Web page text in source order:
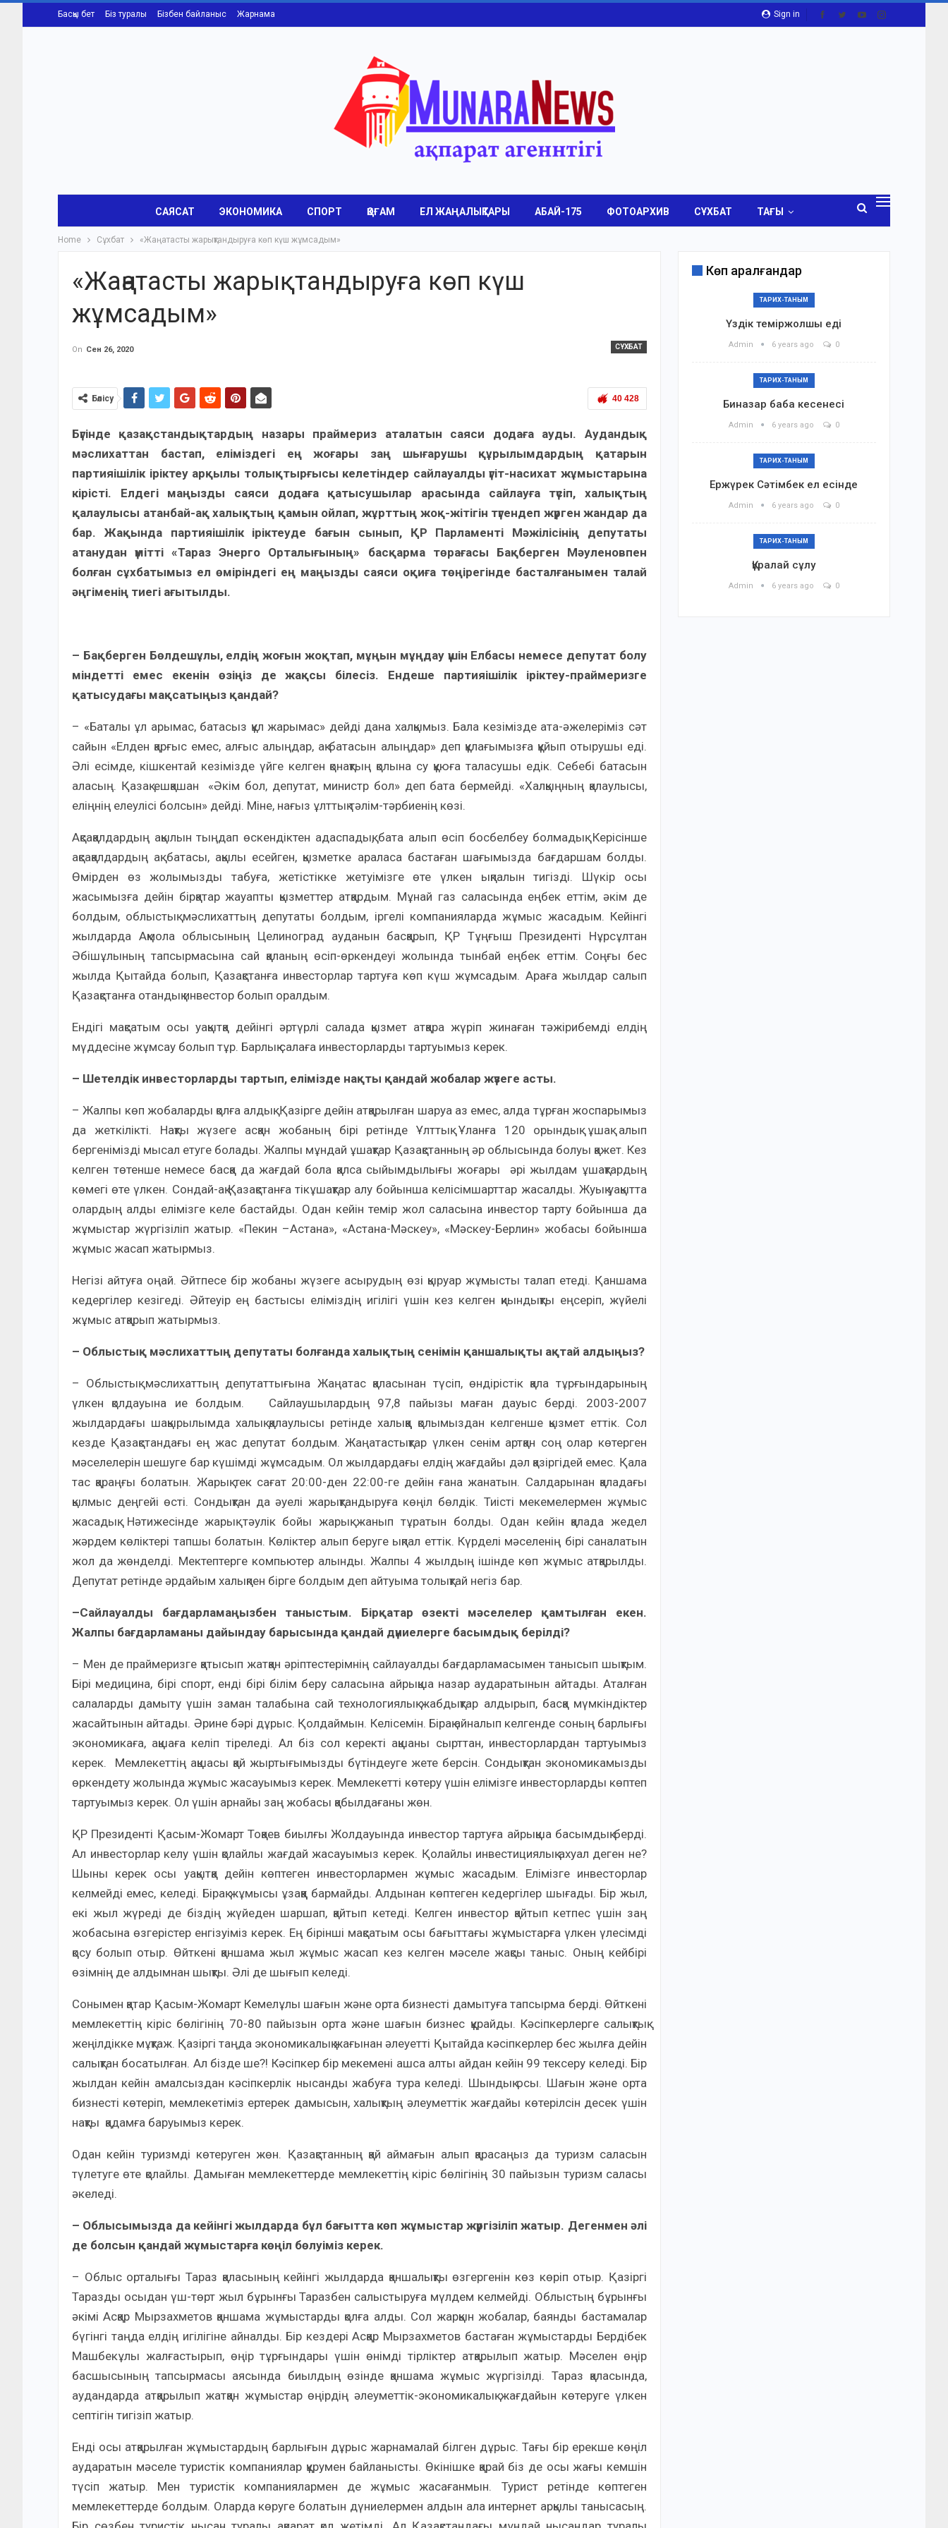
Sign in
Басқы бет Біз туралы Бізбен байланыс Жарнама
САЯСАТ ЭКОНОМИКА СПОРТ ҚОҒАМ ЕЛ ЖАҢАЛЫҚТАРЫ АБАЙ-175 ФОТОАРХИВ СҰХБАТ ТАҒЫ
Home Сұхбат «Жаңатасты жарықтандыруға көп күш жұмсадым»
«Жаңатасты жарықтандыруға көп күш
жұмсадым»
СҰХБАТ
On Сен 26, 2020
40 428
Бөлісу
Бүгінде қазақстандықтардың назары праймериз аталатын саяси додаға ауды. Аудандық
мәслихаттан бастап, еліміздегі ең жоғары заң шығарушы құрылымдардың қатарын
партияішілік іріктеу арқылы толықтырғысы келетіндер сайлауалды үгіт-насихат жұмыстарына
кірісті. Елдегі маңызды саяси додаға қатысушылар арасында сайлауға түсіп, халықтың
қалаулысы атанбай-ақ халықтың қамын ойлап, жұрттың жоқ-жітігін түгендеп жүрген жандар да
бар. Жақында партияішілік іріктеуде бағын сынып, ҚР Парламенті Мәжілісінің депутаты
атанудан үмітті «Тараз Энерго Орталығының» басқарма төрағасы Бақберген Мәуленовпен
болған сұхбатымыз ел өміріндегі ең маңызды саяси оқиға төңірегінде басталғанымен талай
әңгіменің тиегі ағытылды.
– Бақберген Бөлдешұлы, елдің жоғын жоқтап, мұңын мұңдау үшін Елбасы немесе депутат болу
міндетті емес екенін өзіңіз де жақсы білесіз. Ендеше партияішілік іріктеу-праймеризге
қатысудағы мақсатыңыз қандай?
– «Баталы ұл арымас, батасыз құл жарымас» дейді дана халқымыз. Бала кезімізде ата-әжелеріміз сәт
сайын «Елден қарғыс емес, алғыс алыңдар, ақ батасын алыңдар» деп құлағымызға құйып отырушы еді.
Әлі есімде, кішкентай кезімізде үйге келген қонақтың қолына су құюға таласушы едік. Себебі батасын
аласың. Қазақ ешқашан «Әкім бол, депутат, министр бол» деп бата бермейді. «Халқыңның қалаулысы,
еліңнің елеулісі болсын» дейді. Міне, нағыз ұлттық тәлім-тәрбиенің көзі.
Ақсақалдардың ақылын тыңдап өскендіктен адаспадық, бата алып өсіп босбелбеу болмадық. Керісінше
ақсақалдардың ақ батасы, ақылы есейген, қызметке араласа бастаған шағымызда бағдаршам болды.
Өмірден өз жолымызды табуға, жетістікке жетуімізге өте үлкен ықпалын тигізді. Шүкір осы
жасымызға дейін бірқатар жауапты қызметтер атқардым. Мұнай газ саласында еңбек еттім, әкім де
болдым, облыстық мәслихаттың депутаты болдым, іргелі компанияларда жұмыс жасадым. Кейінгі
жылдарда Ақмола облысының Целиноград ауданын басқарып, ҚР Тұңғыш Президенті Нұрсұлтан
Әбішұлының тапсырмасына сай қаланың өсіп-өркендеуі жолында тынбай еңбек еттім. Соңғы бес
жылда Қытайда болып, Қазақстанға инвесторлар тартуға көп күш жұмсадым. Араға жылдар салып
Қазақстанға отандық инвестор болып оралдым.
Ендігі мақсатым осы уақытқа дейінгі әртүрлі салада қызмет атқара жүріп жинаған тәжірибемді елдің
мүддесіне жұмсау болып тұр. Барлық салаға инвесторларды тартуымыз керек.
– Шетелдік инвесторларды тартып, елімізде нақты қандай жобалар жүзеге асты.
– Жалпы көп жобаларды қолға алдық. Қазірге дейін атқарылған шаруа аз емес, алда тұрған жоспарымыз
да жеткілікті. Нақты жүзеге асқан жобаның бірі ретінде Ұлттық Ұланға 120 орындық ұшақ алып
бергенімізді мысал етуге болады. Жалпы мұндай ұшақтар Қазақстанның әр облысында болуы қажет. Кез
келген төтенше немесе басқа да жағдай бола қалса сыйымдылығы жоғары әрі жылдам ұшақтардың
көмегі өте үлкен. Сондай-ақ Қазақстанға тікұшақтар алу бойынша келісімшарттар жасалды. Жуық уақытта
олардың алды елімізге келе бастайды. Одан кейін темір жол саласына инвестор тарту бойынша да
жұмыстар жүргізіліп жатыр. «Пекин –Астана», «Астана-Мәскеу», «Мәскеу-Берлин» жобасы бойынша
жұмыс жасап жатырмыз.
Негізі айтуға оңай. Әйтпесе бір жобаны жүзеге асырудың өзі қыруар жұмысты талап етеді. Қаншама
кедергілер кезігеді. Әйтеуір ең бастысы еліміздің игілігі үшін кез келген қиындықты еңсеріп, жүйелі
жұмыс атқарып жатырмыз.
– Облыстық мәслихаттың депутаты болғанда халықтың сенімін қаншалықты ақтай алдыңыз?
– Облыстық мәслихаттың депутаттығына Жаңатас қаласынан түсіп, өндірістік қала тұрғындарының
үлкен қолдауына ие болдым. Сайлаушылардың 97,8 пайызы маған дауыс берді. 2003-2007
жылдардағы шақырылымда халық қалаулысы ретінде халыққа қолымыздан келгенше қызмет еттік. Сол
кезде Қазақстандағы ең жас депутат болдым. Жаңатастықтар үлкен сенім артқан соң олар көтерген
мәселелерін шешуге бар күшімді жұмсадым. Ол жылдардағы елдің жағдайы дәл қазіргідей емес. Қала
тас қараңғы болатын. Жарық тек сағат 20:00-ден 22:00-ге дейін ғана жанатын. Салдарынан қаладағы
қылмыс деңгейі өсті. Сондықтан да әуелі жарықтандыруға көңіл бөлдік. Тиісті мекемелермен жұмыс
жасадық. Нәтижесінде жарық тәулік бойы жарық жанып тұратын болды. Одан кейін қалада жедел
жәрдем көліктері тапшы болатын. Көліктер алып беруге ықпал еттік. Күрделі мәселенің бірі саналатын
жол да жөнделді. Мектептерге компьютер алынды. Жалпы 4 жылдың ішінде көп жұмыс атқарылды.
Депутат ретінде әрдайым халықпен бірге болдым деп айтуыма толықтай негіз бар.
–Сайлауалды бағдарламаңызбен таныстым. Бірқатар өзекті мәселелер қамтылған екен.
Жалпы бағдарламаны дайындау барысында қандай дүниелерге басымдық берілді?
– Мен де праймеризге қатысып жатқан әріптестерімнің сайлауалды бағдарламасымен танысып шықтым.
Бірі медицина, бірі спорт, енді бірі білім беру саласына айрықша назар аударатынын айтады. Аталған
салаларды дамыту үшін заман талабына сай технологиялық жабдықтар алдырып, басқа мүмкіндіктер
жасайтынын айтады. Әрине бәрі дұрыс. Қолдаймын. Келісемін. Бірақ айналып келгенде соның барлығы
экономикаға, ақшаға келіп тіреледі. Ал біз сол керекті ақшаны сырттан, инвесторлардан тартуымыз
керек. Мемлекеттің ақшасы қай жыртығымызды бүтіндеуге жете берсін. Сондықтан экономикамызды
өркендету жолында жұмыс жасауымыз керек. Мемлекетті көтеру үшін елімізге инвесторларды көптеп
тартуымыз керек. Ол үшін арнайы заң жобасы қабылдағаны жөн.
ҚР Президенті Қасым-Жомарт Тоқаев биылғы Жолдауында инвестор тартуға айрықша басымдық берді.
Ал инвесторлар келу үшін қолайлы жағдай жасауымыз керек. Қолайлы инвестициялық ахуал деген не?
Шыны керек осы уақытқа дейін көптеген инвесторлармен жұмыс жасадым. Елімізге инвесторлар
келмейді емес, келеді. Бірақ жұмысы ұзаққа бармайды. Алдынан көптеген кедергілер шығады. Бір жыл,
екі жыл жүреді де біздің жүйеден шаршап, қайтып кетеді. Келген инвестор қайтып кетпес үшін заң
жобасына өзгерістер енгізуіміз керек. Ең бірінші мақсатым осы бағыттағы жұмыстарға үлкен үлесімді
қосу болып отыр. Өйткені қаншама жыл жұмыс жасап кез келген мәселе жақсы таныс. Оның кейбірі
өзімнің де алдымнан шықты. Әлі де шығып келеді.
Сонымен қатар Қасым-Жомарт Кемелұлы шағын және орта бизнесті дамытуға тапсырма берді. Өйткені
мемлекеттің кіріс бөлігінің 70-80 пайызын орта және шағын бизнес құрайды. Кәсіпкерлерге салықтық
жеңілдікке мұқтаж. Қазіргі таңда экономикалық жағынан әлеуетті Қытайда кәсіпкерлер бес жылға дейін
салықтан босатылған. Ал бізде ше?! Кәсіпкер бір мекемені ашса алты айдан кейін 99 тексеру келеді. Бір
жылдан кейін амалсыздан кәсіпкерлік нысанды жабуға тура келеді. Шындық осы. Шағын және орта
бизнесті көтеріп, мемлекетіміз ертерек дамысын, халықтың әлеуметтік жағдайы көтерілсін десек үшін
нақты қадамға баруымыз керек.
Одан кейін туризмді көтеруген жөн. Қазақстанның қай аймағын алып қарасаңыз да туризм саласын
түлетуге өте қолайлы. Дамыған мемлекеттерде мемлекеттің кіріс бөлігінің 30 пайызын туризм саласы
әкеледі.
– Облысымызда да кейінгі жылдарда бұл бағытта көп жұмыстар жүргізіліп жатыр. Дегенмен әлі
де болсын қандай жұмыстарға көңіл бөлуіміз керек.
– Облыс орталығы Тараз қаласының кейінгі жылдарда қаншалықты өзгергенін көз көріп отыр. Қазіргі
Таразды осыдан үш-төрт жыл бұрынғы Таразбен салыстыруға мүлдем келмейді. Облыстың бұрынғы
әкімі Асқар Мырзахметов қаншама жұмыстарды қолға алды. Сол жарқын жобалар, баянды бастамалар
бүгінгі таңда елдің игілігіне айналды. Бір кездері Асқар Мырзахметов бастаған жұмыстарды Бердібек
Машбекұлы жалғастырып, өңір тұрғындары үшін өнімді тірліктер атқарылып жатыр. Мәселен өңір
басшысының тапсырмасы аясында биылдың өзінде қаншама жұмыс жүргізілді. Тараз қаласында,
аудандарда атқарылып жатқан жұмыстар өңірдің әлеуметтік-экономикалық жағдайын көтеруге үлкен
септігін тигізіп жатыр.
Енді осы атқарылған жұмыстардың барлығын дұрыс жарнамалай білген дұрыс. Тағы бір ерекше көңіл
аударатын мәселе туристік компаниялар құрумен байланысты. Өкінішке қарай біз де осы жағы кемшін
түсіп жатыр. Мен туристік компаниялармен де жұмыс жасағанмын. Турист ретінде көптеген
мемлекеттерде болдым. Оларда көруге болатын дүниелермен алдын ала интернет арқылы танысасың.
Көп қаралғандар
ТАРИХ-ТАНЫМ
Үздік теміржолшы еді
Admin 6 years ago 0
ТАРИХ-ТАНЫМ
Биназар баба кесенесі
Admin 6 years ago 0
ТАРИХ-ТАНЫМ
Ержүрек Сәтімбек ел есінде
Admin 6 years ago 0
ТАРИХ-ТАНЫМ
Құралай сұлу
Admin 6 years ago 0